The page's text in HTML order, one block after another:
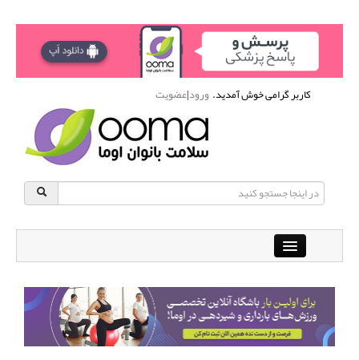
کاربر گرامی خوش آمدید.ورود|عضویت
باشگاه آنلاین ورزشی اوما
دانشنامه سلامت بانوان پرسش و پاسخ